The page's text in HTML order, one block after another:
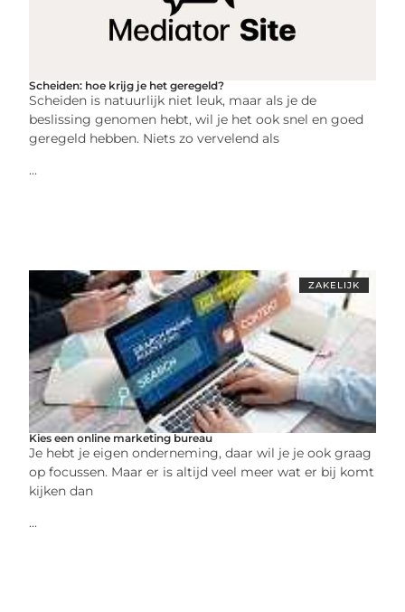
Scheiden: hoe krijg je het geregeld?
Scheiden is natuurlijk niet leuk, maar als je de
beslissing genomen hebt, wil je het ook snel en goed
geregeld hebben. Niets zo vervelend als
...
ZAKELIJK
Kies een online marketing bureau
Je hebt je eigen onderneming, daar wil je je ook graag
op focussen. Maar er is altijd veel meer wat er bij komt
kijken dan
...